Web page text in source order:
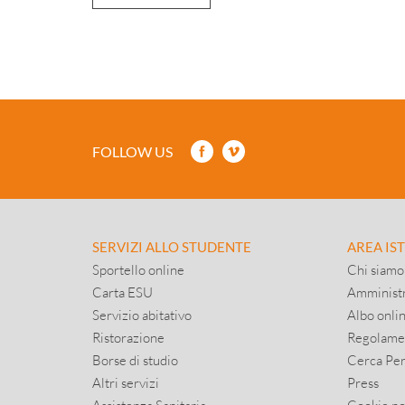
FOLLOW US
SERVIZI ALLO STUDENTE
Sportello online
Carta ESU
Servizio abitativo
Ristorazione
Borse di studio
Altri servizi
AREA
Chi siamo
Albo
Cerca
Press